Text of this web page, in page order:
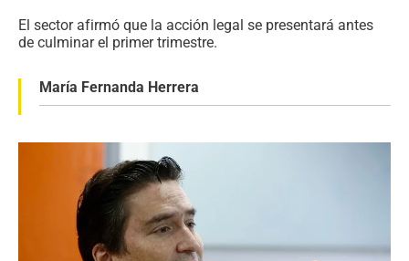
El sector afirmó que la acción legal se presentará antes
de culminar el primer trimestre.
María Fernanda Herrera